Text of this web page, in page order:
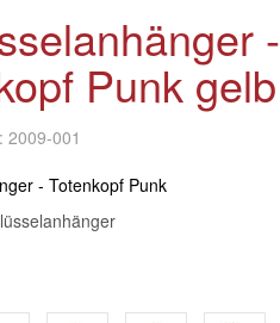
-
Punk gelb
2009-001
- Totenkopf Punk